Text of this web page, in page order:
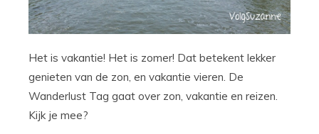
Het is vakantie! Het is zomer! Dat betekent lekker
genieten van de zon, en vakantie vieren. De
Wanderlust Tag gaat over zon, vakantie en reizen.
Kijk je mee?